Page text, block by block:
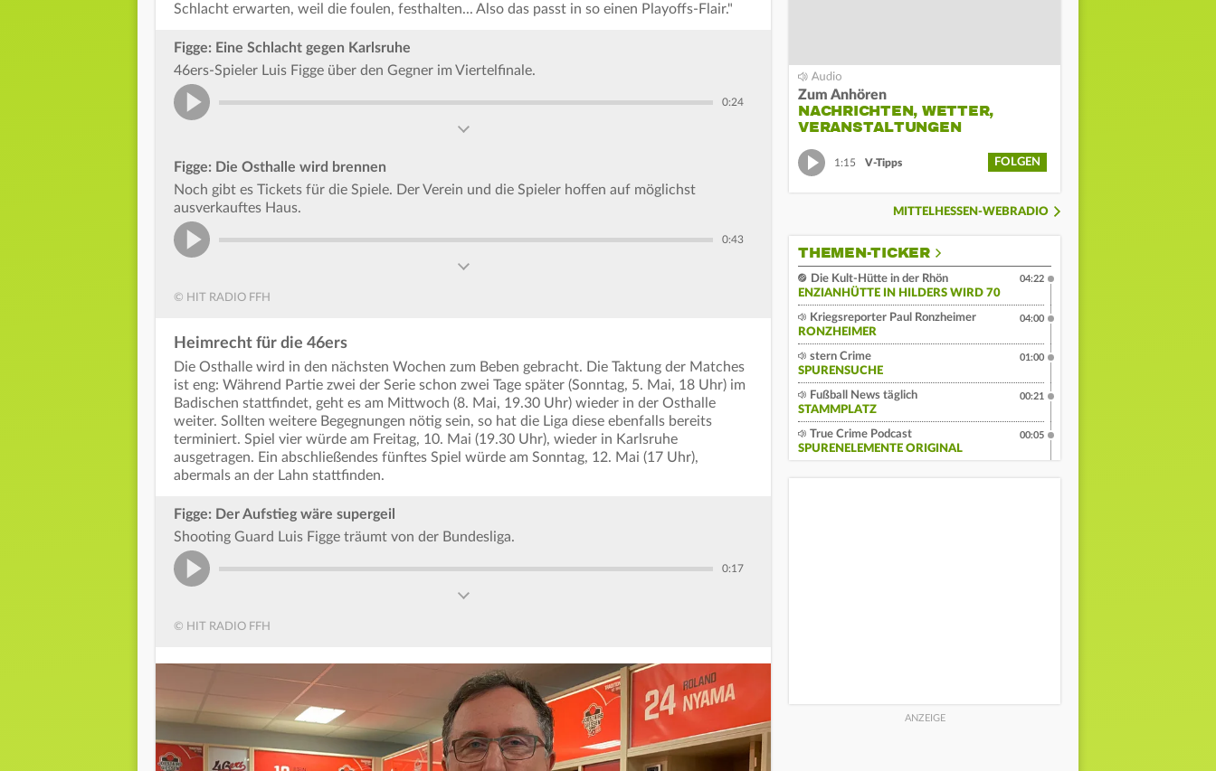
Schlacht erwarten, weil die foulen, festhalten... Also das passt in so einen Playoffs-Flair."
Figge: Eine Schlacht gegen Karlsruhe
46ers-Spieler Luis Figge über den Gegner im Viertelfinale.
0:24
Figge: Die Osthalle wird brennen
Noch gibt es Tickets für die Spiele. Der Verein und die Spieler hoffen auf möglichst
ausverkauftes Haus.
0:43
© HIT RADIO FFH
Heimrecht für die 46ers
Die Osthalle wird in den nächsten Wochen zum Beben gebracht. Die Taktung der Matches
ist eng: Während Partie zwei der Serie schon zwei Tage später (Sonntag, 5. Mai, 18 Uhr) im
Badischen stattfindet, geht es am Mittwoch (8. Mai, 19.30 Uhr) wieder in der Osthalle
weiter. Sollten weitere Begegnungen nötig sein, so hat die Liga diese ebenfalls bereits
terminiert. Spiel vier würde am Freitag, 10. Mai (19.30 Uhr), wieder in Karlsruhe
ausgetragen. Ein abschließendes fünftes Spiel würde am Sonntag, 12. Mai (17 Uhr),
abermals an der Lahn stattfinden.
Figge: Der Aufstieg wäre supergeil
Shooting Guard Luis Figge träumt von der Bundesliga.
0:17
© HIT RADIO FFH
Zum Anhören
NACHRICHTEN, WETTER,
VERANSTALTUNGEN
1:15 V-Tipps FOLGEN
MITTELHESSEN-WEBRADIO
THEMEN-TICKER
Die Kult-Hütte in der Rhön
ENZIANHÜTTE IN HILDERS WIRD 70
04:22
Kriegsreporter Paul Ronzheimer
RONZHEIMER
04:00
stern Crime
SPURENSUCHE
01:00
Fußball News täglich
STAMMPLATZ
00:21
True Crime Podcast
SPURENELEMENTE ORIGINAL
00:05